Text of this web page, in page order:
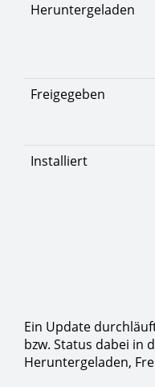
Heruntergeladen
Freigegeben
Installiert
Ein Update
bzw. Status dabei in
Heruntergeladen,